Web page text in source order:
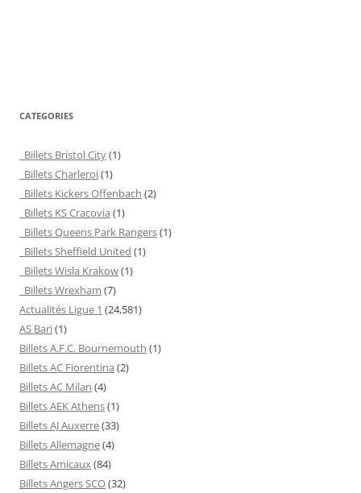
CATEGORIES
Billets Bristol City(1)
Billets Charleroi(1)
Billets Kickers Offenbach (2)
Billets KS Cracovia (1)
Billets Queens Park Rangers(1)
Billets Sheffield United (1)
Billets Wisla Krakow(1)
Billets Wrexham (7)
Actualités Ligue 1 (24,581)
AS Bari(1)
Billets A.F.C. Bournemouth (1)
Billets AC Fiorentina (2)
Billets AC Milan (4)
Billets AEK Athens(1)
Billets AJ Auxerre(33)
Billets Allemagne(4)
Billets Amicaux(84)
Billets Angers SCO(32)